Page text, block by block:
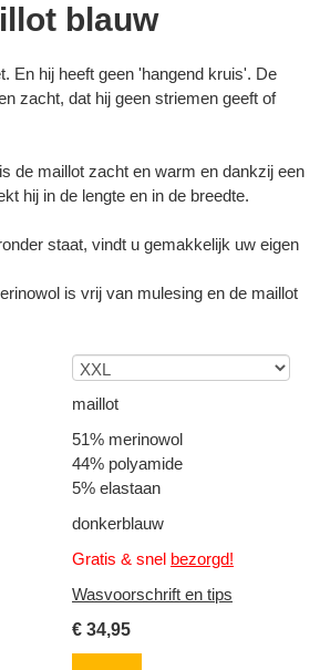
blauw
En hij heeft geen 'hangend kruis'. De
zacht, dat hij geen striemen geeft of
de maillot zacht en warm en dankzij een
hij in de lengte en in de breedte.
staat, vindt u gemakkelijk uw eigen
is vrij van mulesing en de maillot
maillot
51% merinowol
44% polyamide
5% elastaan
donkerblauw
Gratis & snel bezorgd!
Wasvoorschrift en tips
€ 34,95